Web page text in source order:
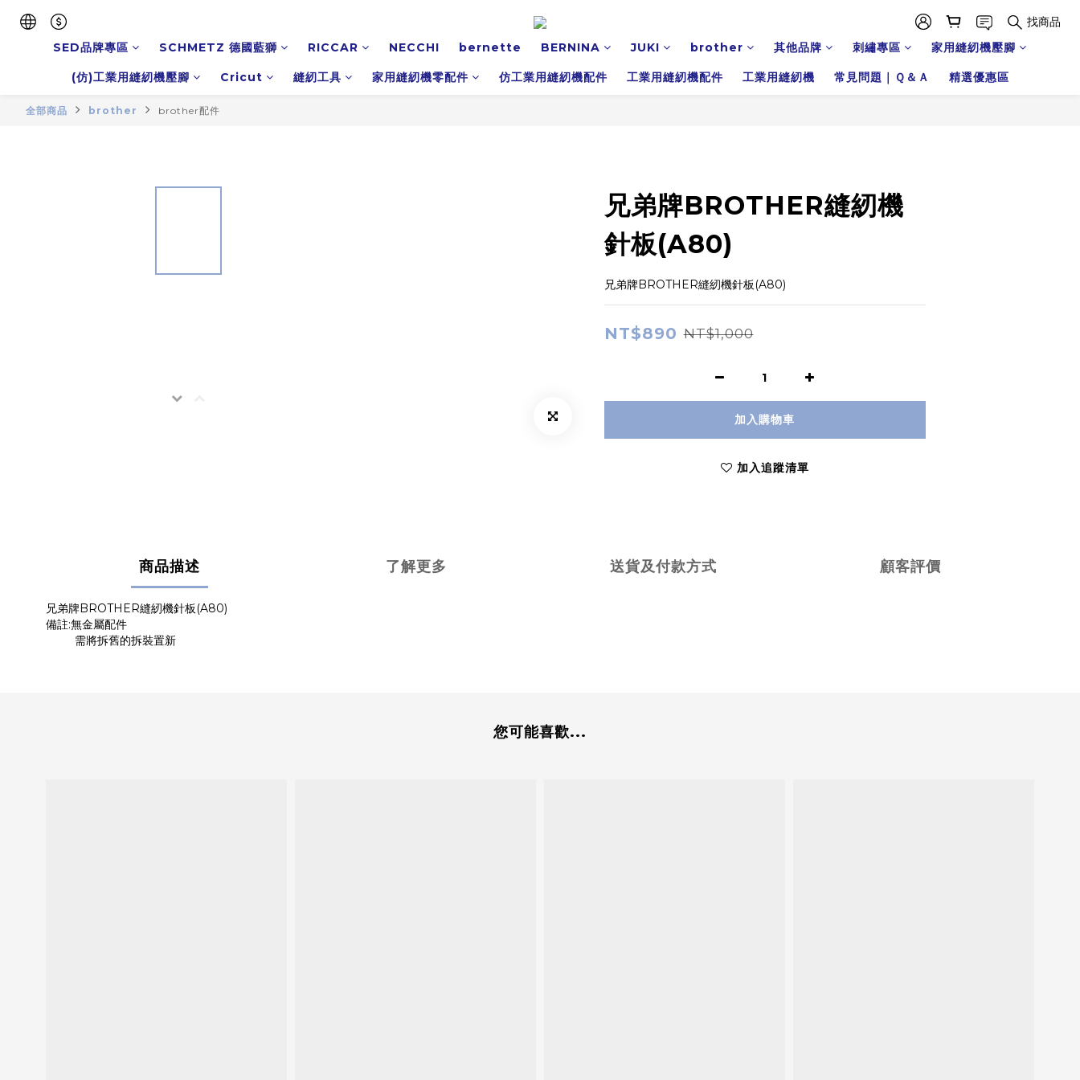
找商品
SED品牌專區
SCHMETZ 德國藍獅 RICCAR NECCHI bernette BERNINA JUKI brother 其他品牌 刺繡專區 家用縫紉機壓腳
(仿)工業用縫紉機壓腳 Cricut 縫紉工具 家用縫紉機零配件 仿工業用縫紉機配件 工業用縫紉機配件 工業用縫紉機 常見問題｜Ｑ＆Ａ 精選優惠區
全部商品 brother brother配件
兄弟牌BROTHER縫紉機
針板(A80)
兄弟牌BROTHER縫紉機針板(A80)
NT$890 NT$1,000
加入購物車
加入追蹤清單
商品描述 了解更多 送貨及付款方式 顧客評價
兄弟牌BROTHER縫紉機針板(A80)
備註:無金屬配件
需將拆舊的拆裝置新
您可能喜歡...